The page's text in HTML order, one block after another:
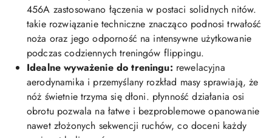
456A zastosowano łączenia w postaci solidnych nitów.
takie rozwiązanie techniczne znacząco podnosi trwałość
noża oraz jego odporność na intensywne użytkowanie
podczas codziennych treningów flippingu.
Idealne wyważenie do treningu: rewelacyjna
aerodynamika i przemyślany rozkład masy sprawiają, że
nóż świetnie trzyma się dłoni. płynność działania osi
obrotu pozwala na łatwe i bezproblemowe opanowanie
nawet złożonych sekwencji ruchów, co doceni każdy